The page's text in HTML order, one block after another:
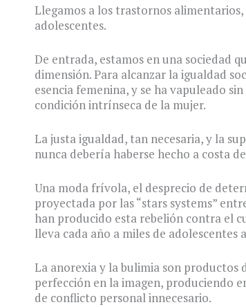
Llegamos a los trastornos
adolescentes.
De entrada, estamos en una sociedad
dimensión. Para alcanzar la igualdad
esencia femenina, y se ha vapuleado
condición intrínseca de la mujer.
La justa igualdad, tan necesaria, y la
nunca debería haberse hecho a costa
Una moda frívola, el desprecio de
proyectada por las “stars systems”
han producido esta rebelión contra el
lleva cada año a miles de adolescentes
La anorexia y la bulimia son productos
perfección en la imagen, produciendo
de conflicto personal innecesario.